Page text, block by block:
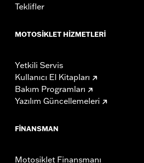
Teklifler
MOTOSIKLET HIZMETLERI
Yetkili Servis
Kullanıcı El Kitapları
Bakım Programları
Yazılım Güncellemeleri
FINANSMAN
Motosiklet Finansmanı